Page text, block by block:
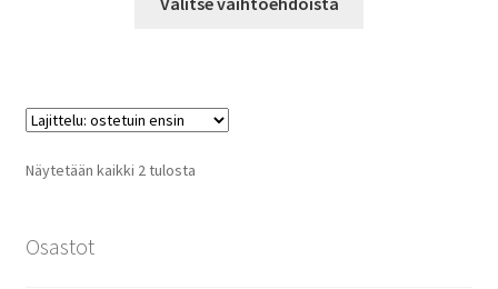
Näytetään kaikki 2 tulostaSuosituimmat
Osastot